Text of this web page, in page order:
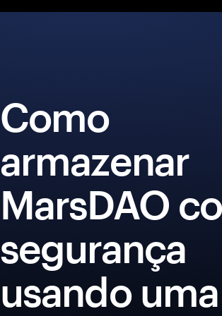
Como
armazenar
MarsDAO
segurança
usando uma